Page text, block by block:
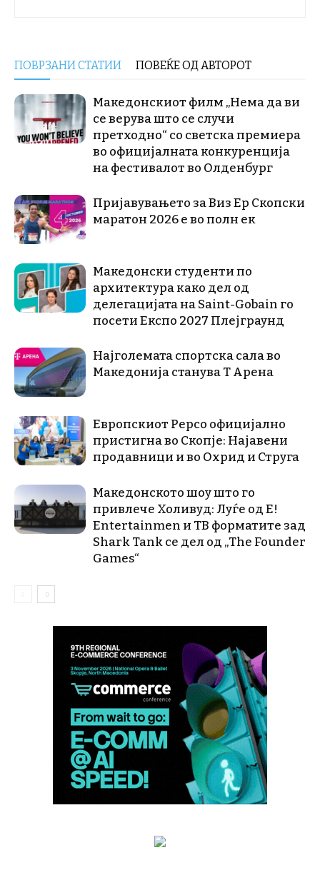
ПОВРЗАНИ СТАТИИ ПОВЕЌЕ ОД АВТОРОТ
Македонскиот филм „Нема да ви
се верува што се случи
претходно“ со светска премиера
во официјалната конкуренција
на фестивалот во Олденбург
Пријавувањето за Виз Ер Скопски
маратон 2026 е во полн ек
Македонски студенти по
архитектура како дел од
делегацијата на Saint-Gobain го
посети Експо 2027 Плејграунд
Најголемата спортска сала во
Македонија станува Т Арена
Европскиот Pepco официјално
пристигна во Скопје: Најавени
продавници и во Охрид и Струга
Македонското шоу што го
привлече Холивуд: Луѓе од E!
Entertainmen и ТВ форматите зад
Shark Tank се дел од „The Founder
Games“